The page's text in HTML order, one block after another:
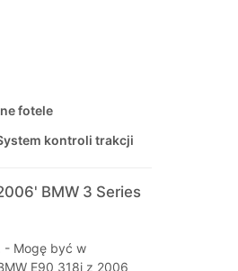
fotele
kontroli trakcji
BMW 3 Series
- Mogę być w
E90 318i z 2006